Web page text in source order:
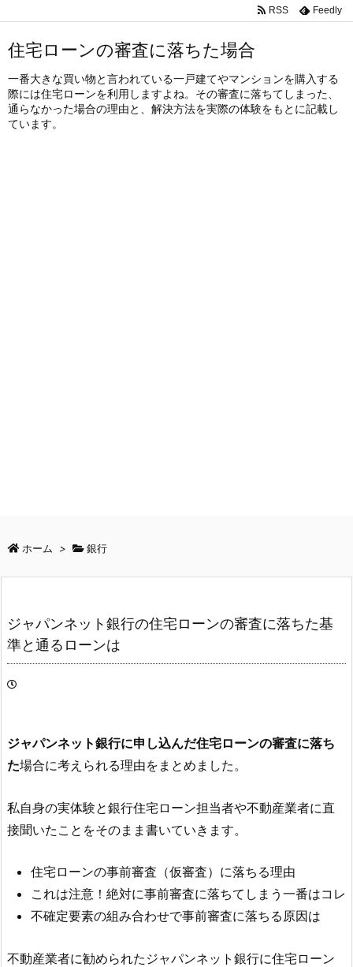
RSS Feedly
住宅ローンの審査に落ちた場合
一番大きな買い物と言われている一戸建てやマンションを購入する
際には住宅ローンを利用しますよね。その審査に落ちてしまった、
通らなかった場合の理由と、解決方法を実際の体験をもとに記載し
ています。
ホーム > 銀行
ジャパンネット銀行の住宅ローンの審査に落ちた基
準と通るローンは
ジャパンネット銀行に申し込んだ住宅ローンの審査に落ち
た場合に考えられる理由をまとめました。
私自身の実体験と銀行住宅ローン担当者や不動産業者に直
接聞いたことをそのまま書いていきます。
住宅ローンの事前審査（仮審査）に落ちる理由
これは注意！絶対に事前審査に落ちてしまう一番はコレ
不確定要素の組み合わせで事前審査に落ちる原因は
不動産業者に勧められた ジャパンネット銀行に住宅ローン